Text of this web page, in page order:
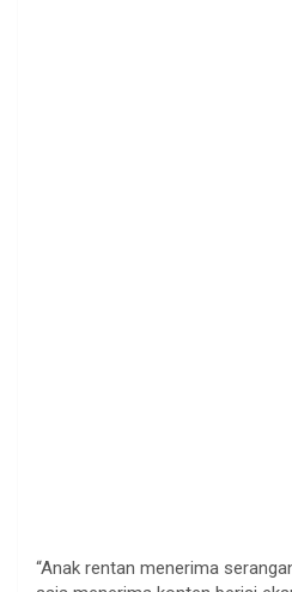
“Anak rentan menerima